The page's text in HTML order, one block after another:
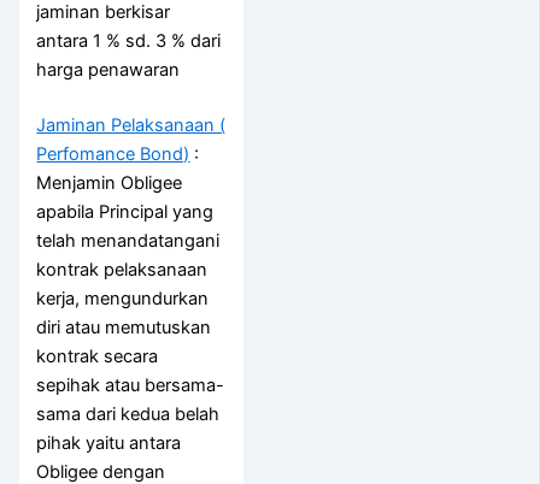
jaminan berkisar
antara 1 % sd. 3 % dari
harga penawaran
Jaminan Pelaksanaan (
Perfomance Bond) :
Menjamin Obligee
apabila Principal yang
telah menandatangani
kontrak pelaksanaan
kerja, mengundurkan
diri atau memutuskan
kontrak secara
sepihak atau bersama-
sama dari kedua belah
pihak yaitu antara
Obligee dengan